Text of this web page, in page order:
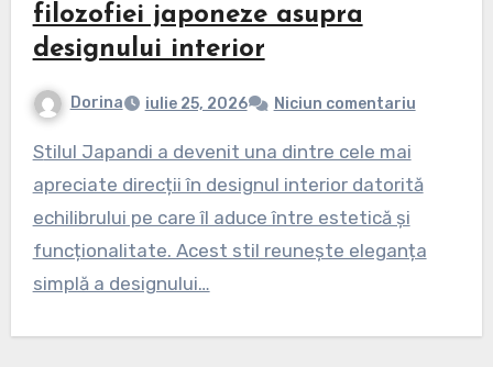
filozofiei japoneze asupra
designului interior
Dorina iulie 25, 2026 Niciun comentariu
Stilul Japandi a devenit una dintre cele mai
apreciate direcții în designul interior datorită
echilibrului pe care îl aduce între estetică și
funcționalitate. Acest stil reunește eleganța
simplă a designului…